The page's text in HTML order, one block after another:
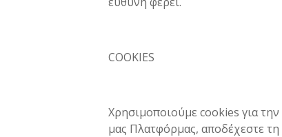
COOKIES
Χρησιμοποιούμε cookies για
μας Πλατφόρμας, αποδέχεστε